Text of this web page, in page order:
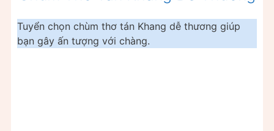
Tuyển chọn chùm thơ tán Khang dễ thương giúp
bạn gây ấn tượng với chàng.